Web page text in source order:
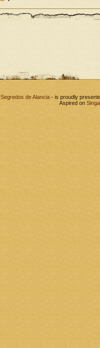
Segredos de Alancia - is proudly
Aspired on